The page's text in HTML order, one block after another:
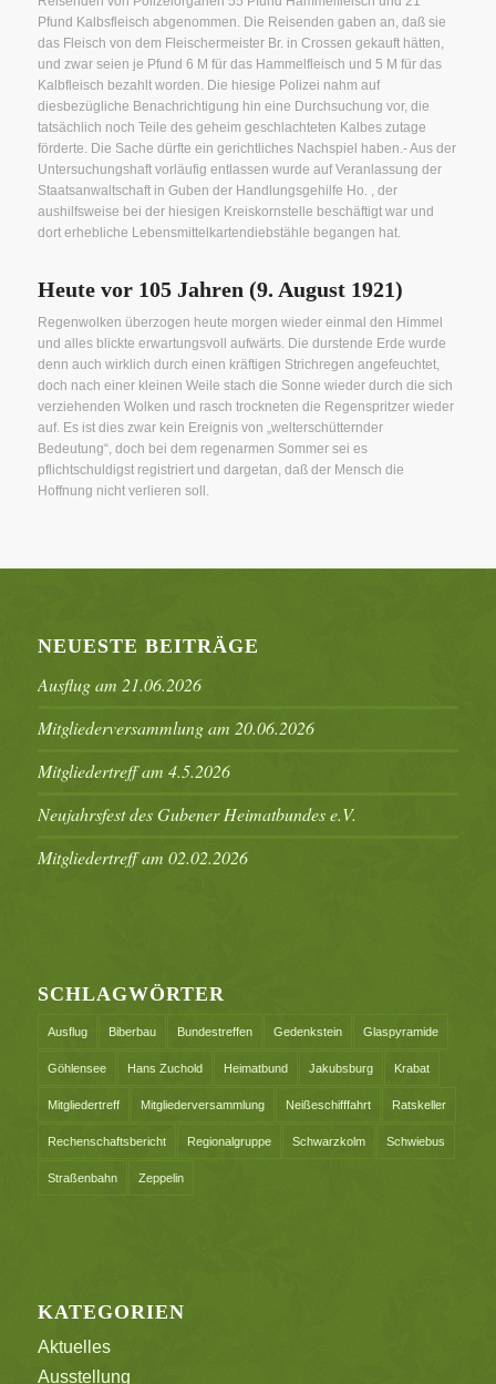
Pfund Kalbsfleisch abgenommen. Die Reisenden gaben an, daß sie
das Fleisch von dem Fleischermeister Br. in Crossen gekauft hätten,
und zwar seien je Pfund 6 M für das Hammelfleisch und 5 M für das
Kalbfleisch bezahlt worden. Die hiesige Polizei nahm auf
diesbezügliche Benachrichtigung hin eine Durchsuchung vor, die
tatsächlich noch Teile des geheim geschlachteten Kalbes zutage
förderte. Die Sache dürfte ein gerichtliches Nachspiel haben.- Aus der
Untersuchungshaft vorläufig entlassen wurde auf Veranlassung der
Staatsanwaltschaft in Guben der Handlungsgehilfe Ho. , der
aushilfsweise bei der hiesigen Kreiskornstelle beschäftigt war und
dort erhebliche Lebensmittelkartendiebstähle begangen hat.
Heute vor 105 Jahren (9. August 1921)
Regenwolken überzogen heute morgen wieder einmal den Himmel
und alles blickte erwartungsvoll aufwärts. Die durstende Erde wurde
denn auch wirklich durch einen kräftigen Strichregen angefeuchtet,
doch nach einer kleinen Weile stach die Sonne wieder durch die sich
verziehenden Wolken und rasch trockneten die Regenspritzer wieder
auf. Es ist dies zwar kein Ereignis von „welterschütternder
Bedeutung“, doch bei dem regenarmen Sommer sei es
pflichtschuldigst registriert und dargetan, daß der Mensch die
Hoffnung nicht verlieren soll.
NEUESTE BEITRÄGE
Ausflug am 21.06.2026
Mitgliederversammlung am 20.06.2026
Mitgliedertreff am 4.5.2026
Neujahrsfest des Gubener Heimatbundes e.V.
Mitgliedertreff am 02.02.2026
SCHLAGWÖRTER
Ausflug Biberbau Bundestreffen Gedenkstein Glaspyramide
Göhlensee Hans Zuchold Heimatbund Jakubsburg Krabat
Mitgliedertreff Mitgliederversammlung Neißeschifffahrt Ratskeller
Rechenschaftsbericht Regionalgruppe Schwarzkolm Schwiebus
Straßenbahn Zeppelin
KATEGORIEN
Aktuelles
Ausstellung